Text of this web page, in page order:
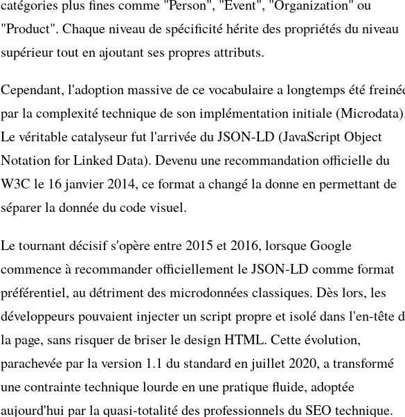
catégories plus fines comme "Person", "Event", "Organization" ou
"Product". Chaque niveau de spécificité hérite des propriétés du niveau
supérieur tout en ajoutant ses propres attributs.
Cependant, l'adoption massive de ce vocabulaire a longtemps été
par la complexité technique de son implémentation initiale
Le véritable catalyseur fut l'arrivée du JSON-LD (JavaScript Object
Notation for Linked Data). Devenu une recommandation officielle du
W3C le 16 janvier 2014, ce format a changé la donne en permettant de
séparer la donnée du code visuel.
Le tournant décisif s'opère entre 2015 et 2016, lorsque Google
commence à recommander officiellement le JSON-LD comme format
préférentiel, au détriment des microdonnées classiques. Dès lors, les
développeurs pouvaient injecter un script propre et isolé dans l'en-tête
la page, sans risquer de briser le design HTML. Cette évolution,
parachevée par la version 1.1 du standard en juillet 2020, a transformé
une contrainte technique lourde en une pratique fluide, adoptée
aujourd'hui par la quasi-totalité des professionnels du SEO technique.